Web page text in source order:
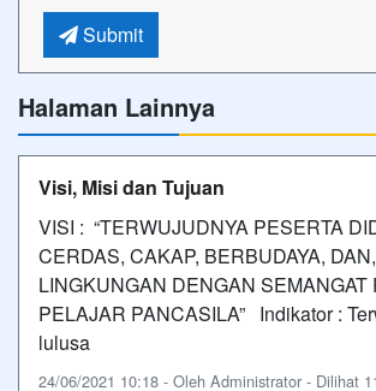
Submit
Halaman Lainnya
Visi, Misi dan Tujuan
VISI : “TERWUJUDNYA PESERTA
CERDAS, CAKAP, BERBUDAYA,
LINGKUNGAN DENGAN SEMANGAT
PELAJAR PANCASILA” Indikator :
lulusa
24/06/2021 10:18 - Oleh Administrator - Dilihat